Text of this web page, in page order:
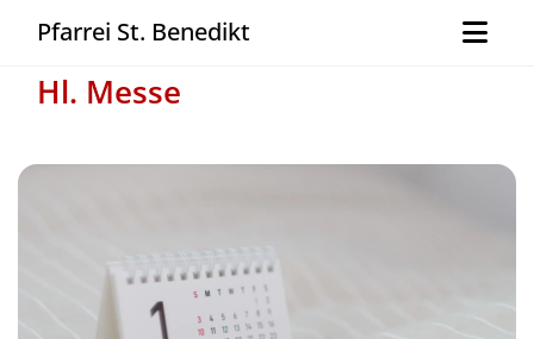
Pfarrei St. Benedikt
Hl. Messe